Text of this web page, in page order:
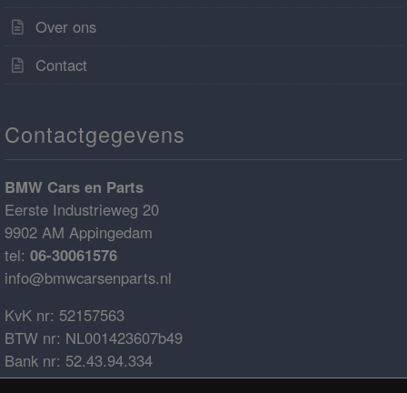
Over ons
Contact
Contactgegevens
BMW Cars en Parts
Eerste Industrieweg 20
9902 AM Appingedam
tel: 06-30061576
info@bmwcarsenparts.nl
KvK nr: 52157563
BTW nr: NL001423607b49
Bank nr: 52.43.94.334
IBAN: NL68ABNA0524394334